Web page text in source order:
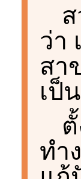
ว่า
สา
เป็
ทำ